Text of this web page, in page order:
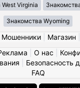
Virginia
Знакомства Wyoming
Мошенники| Магазин
О нас
Безопасность
FAQ